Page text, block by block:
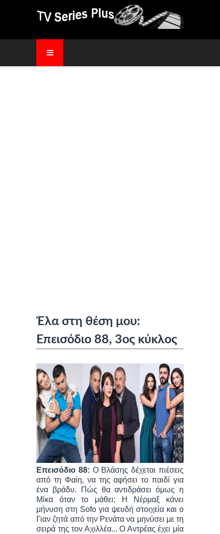
Έλα στη θέση μου:
Επεισόδιο 88, 3ος κύκλος
Επεισόδιο 88: Ο Βλάσης δέχεται πιέσεις
από τη Φαίη, να της αφήσει το παιδί για
ένα βράδυ. Πώς θα αντιδράσει όμως η
Μίκα όταν το μάθει; Η Νέρμαξ κάνει
μήνυση στη Sofo για ψευδή στοιχεία και ο
Γιαν ζητά από την Ρενάτα να μηνύσει με τη
σειρά της τον Αχιλλέα... Ο Αντρέας έχει μία